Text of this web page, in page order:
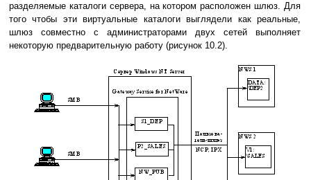
разделяемые каталоги сервера, на котором расположен шлюз. Для
того чтобы эти виртуальные каталоги выглядели как реальные,
шлюз совместно с администраторами двух сетей выполняет
некоторую предварительную работу (рисунок 10.2).